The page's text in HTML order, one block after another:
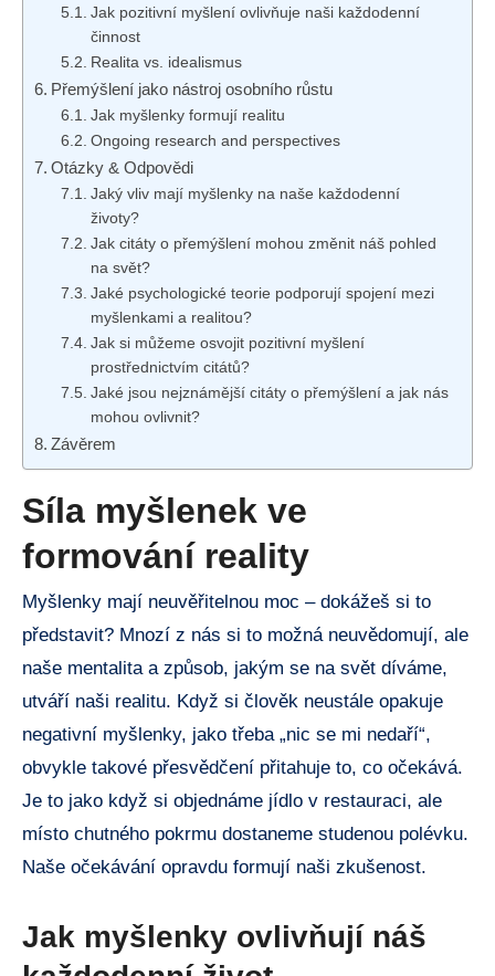
Jak pozitivní myšlení ovlivňuje naši každodenní
činnost
Realita vs. idealismus
Přemýšlení jako nástroj osobního růstu
Jak myšlenky formují realitu
Ongoing research and perspectives
Otázky & Odpovědi
Jaký vliv mají myšlenky na naše každodenní
životy?
Jak citáty o přemýšlení mohou změnit náš pohled
na svět?
Jaké psychologické teorie podporují spojení mezi
myšlenkami a realitou?
Jak si můžeme osvojit pozitivní myšlení
prostřednictvím citátů?
Jaké jsou nejznámější citáty o přemýšlení a jak nás
mohou ovlivnit?
Závěrem
Síla myšlenek ve
formování reality
Myšlenky mají neuvěřitelnou moc – dokážeš si to
představit? Mnozí z nás si to možná neuvědomují, ale
naše mentalita a způsob, jakým se na svět díváme,
utváří naši realitu. Když si člověk neustále opakuje
negativní myšlenky, jako třeba „nic se mi nedaří“,
obvykle takové přesvědčení přitahuje to, co očekává.
Je to jako když si objednáme jídlo v restauraci, ale
místo chutného pokrmu dostaneme studenou polévku.
Naše očekávání opravdu formují naši zkušenost.
Jak myšlenky ovlivňují náš